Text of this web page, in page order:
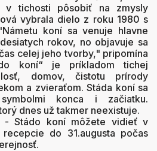
v tichosti pôsobiť na zmysly
vybrala dielo z roku 1980 s
koní sa venuje hlavne
rokov, no objavuje sa
celej jeho tvorby," pripomína
koní“ je príkladom tichej
domov, čistotu prírody
a zvieraťom. Stáda koní sa
konca i začiatku.
dnes už takmer neexistuje.
- Stádo koní môžete vidieť v
do 31.augusta počas